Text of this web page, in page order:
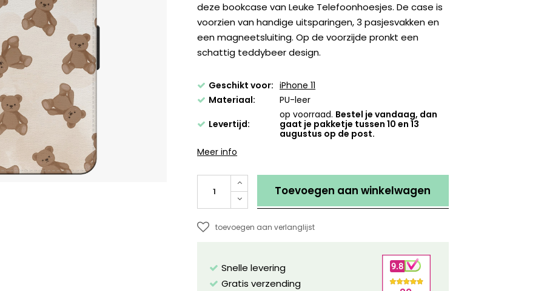
deze bookcase van Leuke Telefoonhoesjes. De case is
voorzien van handige uitsparingen, 3 pasjesvakken en
een magneetsluiting. Op de voorzijde pronkt een
schattig teddybeer design.
Geschikt voor: iPhone 11
Materiaal:
PU-leer
Levertijd:
op voorraad. Bestel je vandaag, dan
gaat je pakketje tussen 10 en 13
augustus op de post.
Meer info
Toevoegen aan winkelwagen
toevoegen aan verlanglijst
Snelle levering
Gratis verzending